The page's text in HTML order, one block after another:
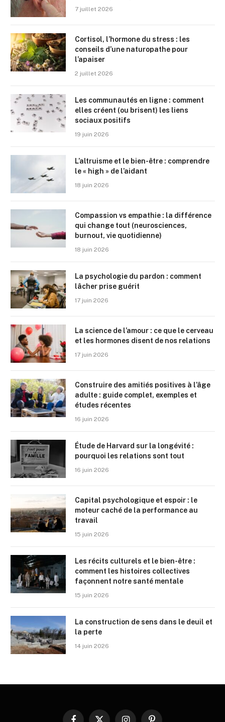
7 juillet 2026
Cortisol, l’hormone du stress : les
conseils d’une naturopathe pour
l’apaiser
2 juillet 2026
Les communautés en ligne : comment
elles créent (ou brisent) les liens
sociaux positifs
19 juin 2026
L’altruisme et le bien-être : comprendre
le « high » de l’aidant
18 juin 2026
Compassion vs empathie : la différence
qui change tout (neurosciences,
burnout, vie quotidienne)
18 juin 2026
La psychologie du pardon : comment
lâcher prise guérit
17 juin 2026
La science de l’amour : ce que le cerveau
et les hormones disent de nos relations
17 juin 2026
Construire des amitiés positives à l’âge
adulte : guide complet, exemples et
études récentes
16 juin 2026
Étude de Harvard sur la longévité :
pourquoi les relations sont tout
16 juin 2026
Capital psychologique et espoir : le
moteur caché de la performance au
travail
15 juin 2026
Les récits culturels et le bien-être :
comment les histoires collectives
façonnent notre santé mentale
15 juin 2026
La construction de sens dans le deuil et
la perte
14 juin 2026